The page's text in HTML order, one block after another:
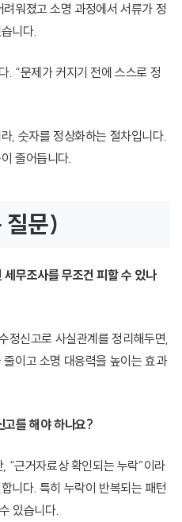
워졌고 소명 과정에서 서류가 정
니다.
. “문제가 커지기 전에 스스로 정
, 숫자를 정상화하는 절차입니다.
줄어듭니다.
질문)
무조사를 무조건 피할 수 있나
정신고로 사실관계를 정리해두면,
이고 소명 대응력을 높이는 효과
고를 해야 하나요?
“근거자료상 확인되는 누락”이라
니다. 특히 누락이 반복되는 패턴
있습니다.